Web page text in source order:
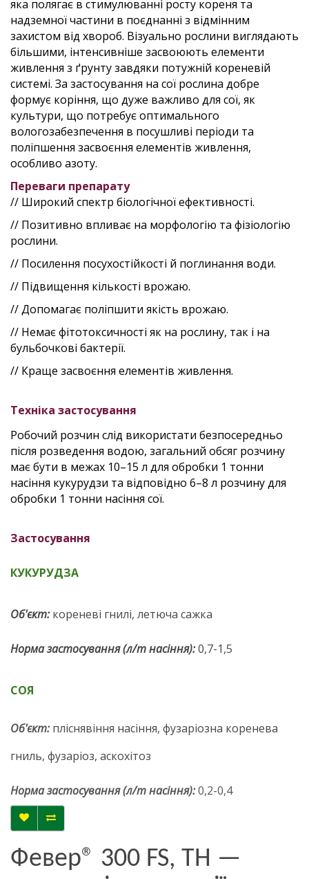
яка полягає в стимулюванні росту кореня та
надземної частини в поєднанні з відмінним
захистом від хвороб. Візуально рослини виглядають
більшими, інтенсивніше засвоюють елементи
живлення з ґрунту завдяки потужній кореневій
системі. За застосування на сої рослина добре
формує коріння, що дуже важливо для сої, як
культури, що потребує оптимального
вологозабезпечення в посушливі періоди та
поліпшення засвоєння елементів живлення,
особливо азоту.
Переваги препарату
// Широкий спектр біологічної ефективності.
// Позитивно впливає на морфологію та фізіологію
рослини.
// Посилення посухостійкості й поглинання води.
// Підвищення кількості врожаю.
// Допомагає поліпшити якість врожаю.
// Немає фітотоксичності як на рослину, так і на
бульбочкові бактерії.
// Краще засвоєння елементів живлення.
Техніка застосування
Робочий розчин слід використати безпосередньо
після розведення водою, загальний обсяг розчину
має бути в межах 10–15 л для обробки 1 тонни
насіння кукурудзи та відповідно 6–8 л розчину для
обробки 1 тонни насіння сої.
Застосування
КУКУРУДЗА
Об'єкт:кореневі гнилі, летюча сажка
Норма застосування (л/т насіння):0,7-1,5
СОЯ
Об'єкт: пліснявіння насіння, фузаріозна коренева
гниль, фузаріоз, аскохітоз
Норма застосування (л/т насіння):0,2-0,4
Февер® 300 FS, ТН —